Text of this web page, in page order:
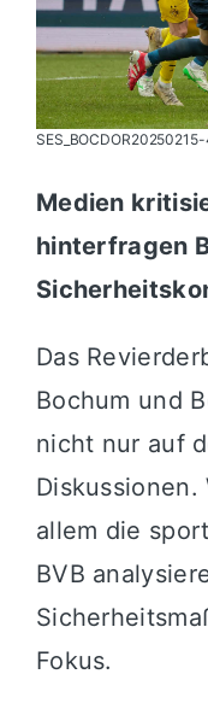
SES_BOCDOR20250215-
Medien
hinterfragen
Das
Bochum und
nicht nur auf
allem die
BVB
Fokus.